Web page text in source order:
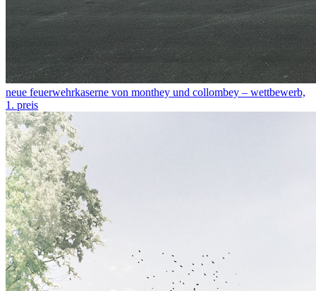
neue feuerwehrkaserne von monthey und collombey – wettbewerb,
1. preis